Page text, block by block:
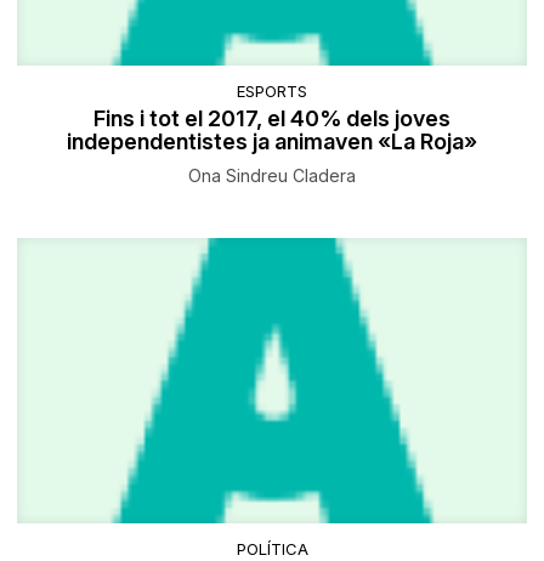
ESPORTS
Fins i tot el 2017, el 40% dels joves
independentistes ja animaven «La Roja»
Ona Sindreu Cladera
POLÍTICA